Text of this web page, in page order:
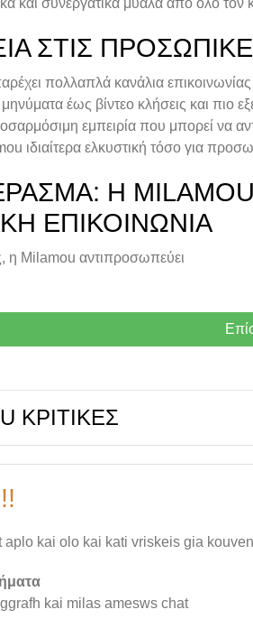
και συνεργατικά μυαλά από όλο τον
ΣΤΙΣ
πολλαπλά κανάλια
έως βίντεο κλήσεις και πιο
εμπειρία που μπορεί να
ιδιαίτερα ελκυστική τόσο για
Η
ΕΠΙΚΟΙΝΩΝΊΑ
η Milamou αντιπροσωπεύει
ΚΡΙΤΙΚΈΣ
aplo kai olo kai kati vriskeis gia
kai milas amesws chat